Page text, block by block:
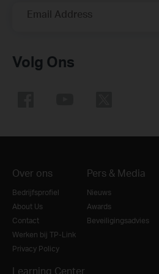
Email Address
Volg Ons
Over ons
Bedrijfsprofiel
About Us
Contact
Werken bij TP-Link
Privacy Policy
Pers & Media
Nieuws
Awards
Beveiligingsadvies
Learning Center